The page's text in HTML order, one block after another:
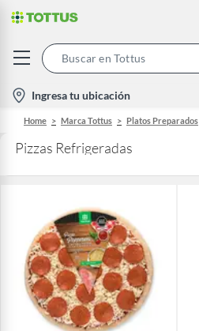
location-
icon
Ingresa tu ubicación
Home Marca Tottus Platos Preparados
Pizzas Refrigeradas